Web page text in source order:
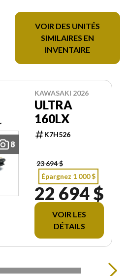
VOIR DES UNITÉS
SIMILAIRES EN
INVENTAIRE
8
KAWASAKI 2026
ULTRA
160LX
K7H526
23 694 $
Épargnez 1 000 $
22 694 $
VOIR LES
DÉTAILS